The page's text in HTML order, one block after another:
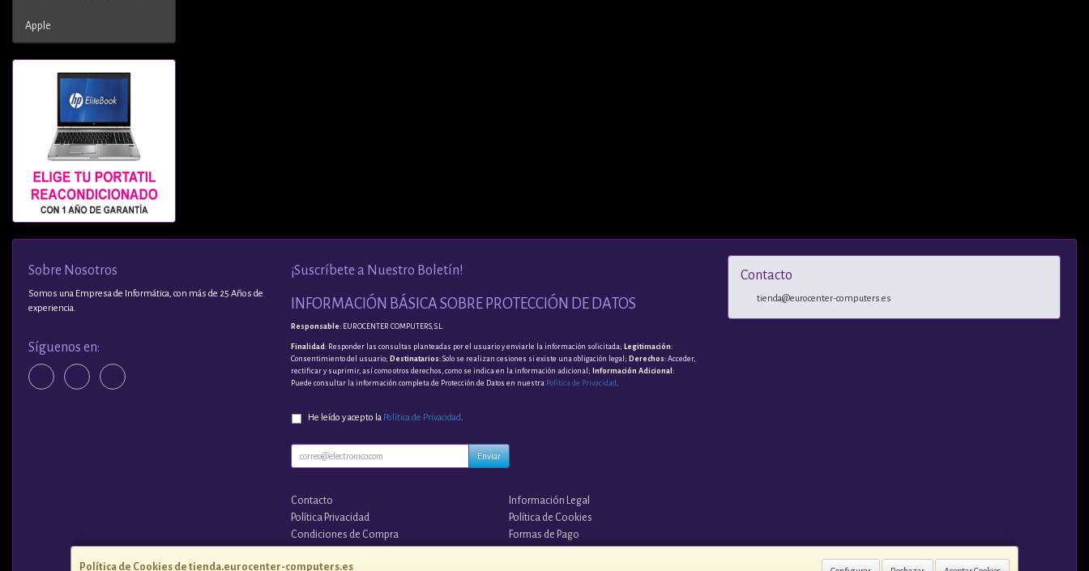
Apple
Política de Cookies de tienda.eurocenter-computers.es
Sobre Nosotros
Somos una Empresa de Informática, con más de 25 Años de
experiencia.
Síguenos en:
¡Suscríbete a Nuestro Boletín!
INFORMACIÓN BÁSICA SOBRE PROTECCIÓN DE DATOS
Responsable: EUROCENTER COMPUTERS, S.L.
Finalidad: Responder las consultas planteadas por el usuario y enviarle la información solicitada; Legitimación:
Consentimiento del usuario; Destinatarios: Solo se realizan cesiones si existe una obligación legal; Derechos: Acceder,
rectificar y suprimir, así como otros derechos, como se indica en la información adicional; Información Adicional :
Puede consultar la información completa de Protección de Datos en nuestra Política de Privacidad.
He leído y acepto la Política de Privacidad.
Enviar
Contacto
Información Legal
Política Privacidad
Política de Cookies
Condiciones de Compra
Formas de Pago
Contacto
tienda@eurocenter-computers.es